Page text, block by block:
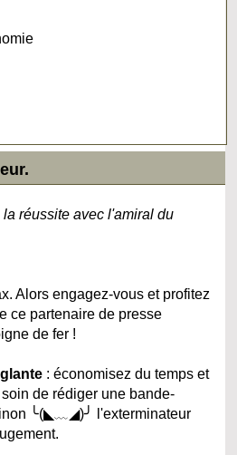
réussite avec l'amiral du
Alors engagez-vous et profitez
ce partenaire de presse
de fer !
: économisez du temps et
de rédiger une bande-
╰(◣﹏◢)╯ l'exterminateur